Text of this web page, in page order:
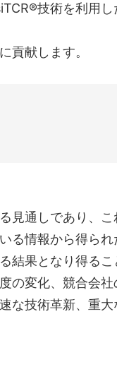
技術を利用し
貢献します。
見通しであり、こ
る情報から得られ
結果となり得る
の変化、競合会
な技術革新、重大